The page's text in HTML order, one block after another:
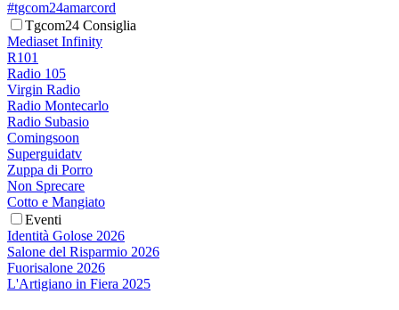
#tgcom24amarcord
Tgcom24 Consiglia
Mediaset Infinity
R101
Radio 105
Virgin Radio
Radio Montecarlo
Radio Subasio
Comingsoon
Superguidatv
Zuppa di Porro
Non Sprecare
Cotto e Mangiato
Eventi
Identità Golose 2026
Salone del Risparmio 2026
Fuorisalone 2026
L'Artigiano in Fiera 2025